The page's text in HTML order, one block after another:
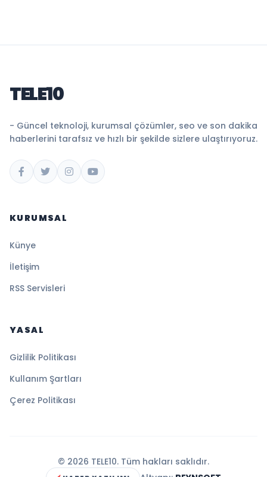
TELE10
- Güncel teknoloji, kurumsal çözümler, seo ve son dakika
haberlerini tarafsız ve hızlı bir şekilde sizlere ulaştırıyoruz.
KURUMSAL
Künye
İletişim
RSS Servisleri
YASAL
Gizlilik Politikası
Kullanım Şartları
Çerez Politikası
© 2026 TELE10. Tüm hakları saklıdır.